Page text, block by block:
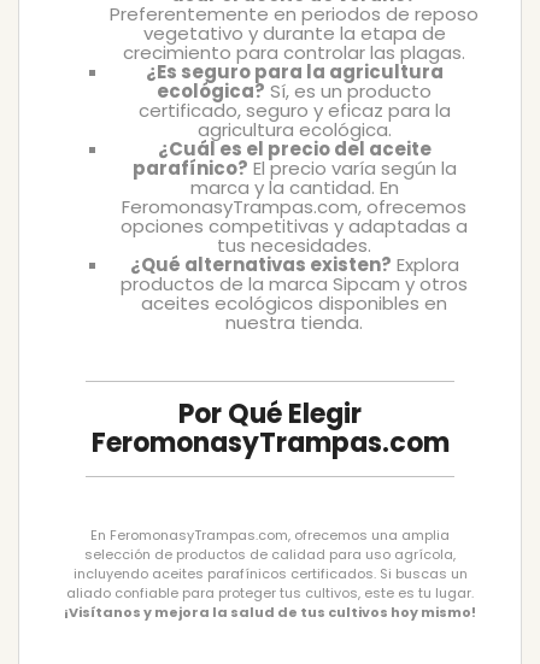
Preferentemente en periodos de reposo
vegetativo y durante la etapa de
crecimiento para controlar las plagas.
¿Es seguro para la agricultura
ecológica? Sí, es un producto
certificado, seguro y eficaz para la
agricultura ecológica.
¿Cuál es el precio del aceite
parafínico? El precio varía según la
marca y la cantidad. En
FeromonasyTrampas.com, ofrecemos
opciones competitivas y adaptadas a
tus necesidades.
¿Qué alternativas existen? Explora
productos de la marca Sipcam y otros
aceites ecológicos disponibles en
nuestra tienda.
Por Qué Elegir
FeromonasyTrampas.com
En FeromonasyTrampas.com, ofrecemos una amplia
selección de productos de calidad para uso agrícola,
incluyendo aceites parafínicos certificados. Si buscas un
aliado confiable para proteger tus cultivos, este es tu lugar.
¡Visítanos y mejora la salud de tus cultivos hoy mismo!